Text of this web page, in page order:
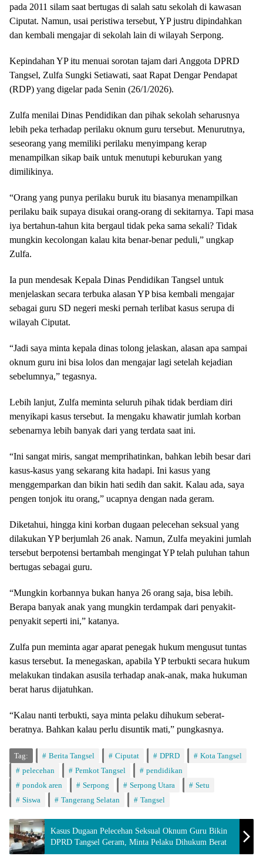
pada 2011 silam saat bertugas di salah satu sekolah di kawasan
Ciputat. Namun, usai peristiwa tersebut, YP justru dipindahkan
dan kembali mengajar di sekolah lain di wilayah Serpong.
Kepindahan YP itu menuai sorotan tajam dari Anggota DPRD
Tangsel, Zulfa Sungki Setiawati, saat Rapat Dengar Pendapat
(RDP) yang digelar pada Senin (26/1/2026).
Zulfa menilai Dinas Pendidikan dan pihak sekolah seharusnya
lebih peka terhadap perilaku oknum guru tersebut. Menurutnya,
seseorang yang memiliki perilaku menyimpang kerap
menampilkan sikap baik untuk menutupi keburukan yang
dimilikinya.
“Orang yang punya perilaku buruk itu biasanya menampilkan
perilaku baik supaya disukai orang-orang di sekitarnya. Tapi masa
iya bertahun-tahun kita bergaul tidak peka sama sekali? Tidak
mungkin kecolongan kalau kita benar-benar peduli,” ungkap
Zulfa.
Ia pun mendesak Kepala Dinas Pendidikan Tangsel untuk
menjelaskan secara terbuka alasan YP bisa kembali mengajar
sebagai guru SD negeri meski pernah terlibat kasus serupa di
wilayah Ciputat.
“Jadi saya minta kepala dinas tolong jelaskan, alasan apa sampai
oknum guru ini bisa lolos dan mengajar lagi setelah kejadian
sebelumnya,” tegasnya.
Lebih lanjut, Zulfa meminta seluruh pihak tidak berdiam diri
menyikapi kasus tersebut. Ia mengaku khawatir jumlah korban
sebenarnya lebih banyak dari yang terdata saat ini.
“Ini sangat miris, sangat memprihatinkan, bahkan lebih besar dari
kasus-kasus yang sekarang kita hadapi. Ini kasus yang
menggemparkan dan bikin hati sedih dan sakit. Kalau ada, saya
pengen tonjok itu orang,” ucapnya dengan nada geram.
Diketahui, hingga kini korban dugaan pelecehan seksual yang
dilakukan YP berjumlah 26 anak. Namun, Zulfa meyakini jumlah
tersebut berpotensi bertambah mengingat YP telah puluhan tahun
bertugas sebagai guru.
“Mungkin korbannya bukan hanya 26 orang saja, bisa lebih.
Berapa banyak anak yang mungkin terdampak dari penyakit-
penyakit seperti ini,” katanya.
Zulfa pun meminta agar aparat penegak hukum mengusut tuntas
kasus tersebut. Ia menegaskan, apabila YP terbukti secara hukum
melakukan tindakan asusila terhadap anak-anak, maka hukuman
berat harus dijatuhkan.
“Kalau nanti terbukti, saya minta pelaku dihukum seberat-
beratnya. Bahkan kalau perlu disuntik mati,” pungkasnya.
Tag: Berita Tangsel Ciputat DPRD
Kota Tangsel
pelecehan
Pemkot Tangsel
pendidikan
pondok aren
Serpong Serpong Utara
Setu
Siswa
Tangerang Selatan Tangsel
Kasus Dugaan Pelecehan Seksual Oknum Guru Bikin
DPRD Tangsel Geram, Minta Pelaku Dihukum Berat